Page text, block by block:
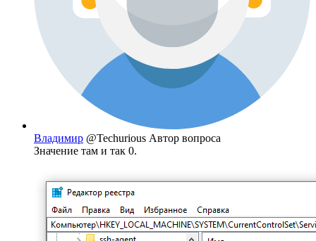
Владимир @Techurious Автор вопроса
Значение там и так 0.